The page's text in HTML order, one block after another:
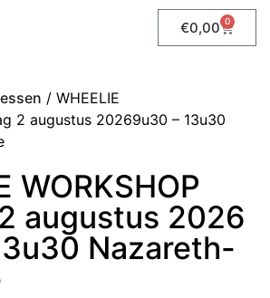
€0,00 0
/ WHEELIE
2 augustus 20269u30 – 13u30
WORKSHOP
augustus 2026
Nazareth-